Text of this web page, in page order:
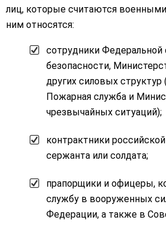
лиц, которые считаются
ним относятся:
сотрудники
безопасности,
других силовых структур
Пожарная служба и
чрезвычайных ситуаций);
контрактники
сержанта или солдата;
прапорщики и офицеры,
службу в вооруженных
Федерации, а также в